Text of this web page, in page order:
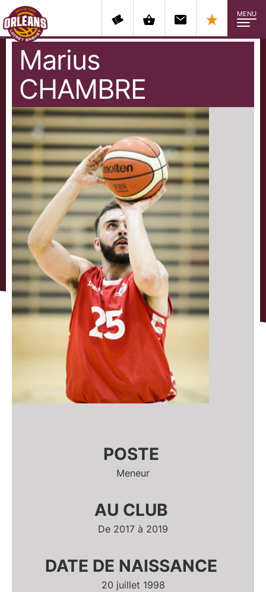
MENU
Marius
CHAMBRE
POSTE
Meneur
AU CLUB
De 2017 à 2019
DATE DE NAISSANCE
20 juillet 1998